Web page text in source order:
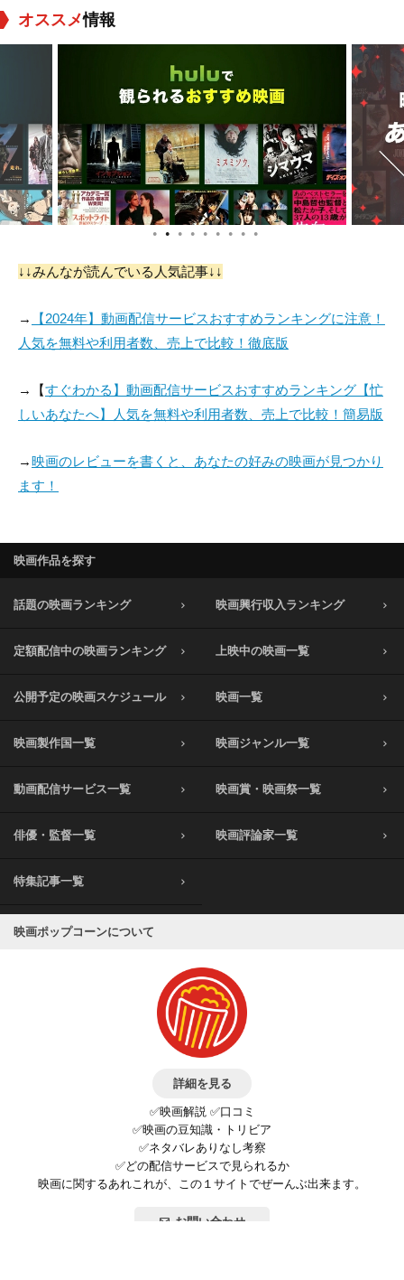
なってしまうから、素敵。ラストはチャンスをものにしないお人
好しに、それじゃだめだとツッコミを入れてしまいたくなった。
あのニヒルな微笑み、メリルストリープの演技とファッションが
かっこよくて、何度もリピートして見てしまう。ファッション、
ビジネス、ニューヨークの街並み、キャスト、どんなところに注
目するかは人それぞれだけど、特に女性におすすめできる。
オススメ情報
● ● ● ● ● ● ● ● ●
↓↓みんなが読んでいる人気記事↓↓
→
【2024年】動画配信サービスおすすめランキングに注意！
人気を無料や利用者数、売上で比較！徹底版
→【すぐわかる】動画配信サービスおすすめランキング【忙
しいあなたへ】人気を無料や利用者数、売上で比較！簡易版
→映画のレビューを書くと、あなたの好みの映画が見つかり
ます！
映画作品を探す
話題の映画ランキング 映画興行収入ランキング
定額配信中の映画ランキング 上映中の映画一覧
公開予定の映画スケジュール 映画一覧
映画製作国一覧 映画ジャンル一覧
動画配信サービス一覧 映画賞・映画祭一覧
俳優・監督一覧 映画評論家一覧
特集記事一覧
映画ポップコーンについて
詳細を見る
✅映画解説 ✅口コミ
✅映画の豆知識・トリビア
✅ネタバレありなし考察
✅どの配信サービスで見られるか
映画に関するあれこれが、この１サイトでぜーんぶ出来ます。
お問い合わせ